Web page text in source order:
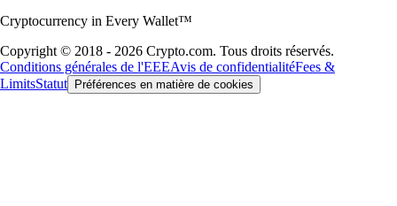
Cryptocurrency in Every Wallet™
Copyright © 2018 - 2026 Crypto.com. Tous droits réservés.
Conditions générales de l'EEEAvis de confidentialitéFees &
LimitsStatut Préférences en matière de cookies